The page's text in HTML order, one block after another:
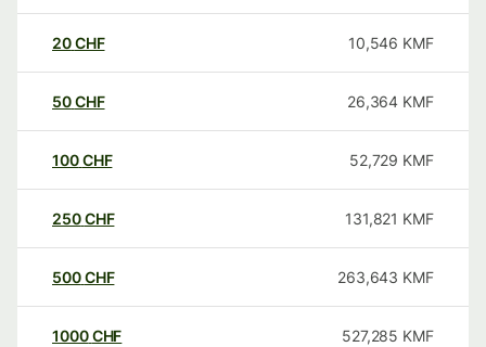
20CHF 10,546 KMF
50CHF 26,364 KMF
100CHF 52,729 KMF
250CHF 131,821 KMF
500CHF 263,643 KMF
1000CHF 527,285 KMF